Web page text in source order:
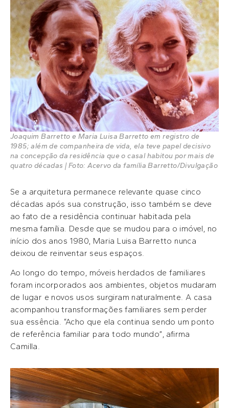
Joaquim Barretto e Maria Luisa Barretto em registro de
1985; além de companheira de vida, ela teve papel decisivo
na concepção da residência que o casal habitou por mais de
quatro décadas | Foto: Acervo da família Barretto/Divulgação
Se a arquitetura permanece relevante quase cinco
décadas após sua construção, isso também se deve
ao fato de a residência continuar habitada pela
mesma família. Desde que se mudou para o imóvel, no
início dos anos 1980, Maria Luisa Barretto nunca
deixou de reinventar seus espaços.
Ao longo do tempo, móveis herdados de familiares
foram incorporados aos ambientes, objetos mudaram
de lugar e novos usos surgiram naturalmente. A casa
acompanhou transformações familiares sem perder
sua essência. “Acho que ela continua sendo um ponto
de referência familiar para todo mundo”, afirma
Camilla.